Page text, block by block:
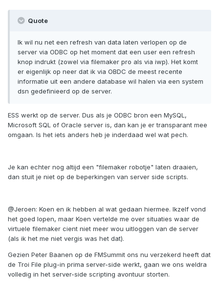
Quote
Ik wil nu net een refresh van data laten verlopen op de
server via ODBC op het moment dat een user een refresh
knop indrukt (zowel via filemaker pro als via iwp). Het komt
er eigenlijk op neer dat ik via OBDC de meest recente
informatie uit een andere database wil halen via een system
dsn gedefinieerd op de server.
ESS werkt op de server. Dus als je ODBC bron een MySQL,
Microsoft SQL of Oracle server is, dan kan je er transparant mee
omgaan. Is het iets anders heb je inderdaad wel wat pech.
Je kan echter nog altijd een "filemaker robotje" laten draaien,
dan stuit je niet op de beperkingen van server side scripts.
@Jeroen: Koen en ik hebben al wat gedaan hiermee. Ikzelf vond
het goed lopen, maar Koen vertelde me over situaties waar de
virtuele filemaker cient niet meer wou uitloggen van de server
(als ik het me niet vergis was het dat).
Gezien Peter Baanen op de FMSummit ons nu verzekerd heeft dat
de Troi File plug-in prima server-side werkt, gaan we ons weldra
volledig in het server-side scripting avontuur storten.